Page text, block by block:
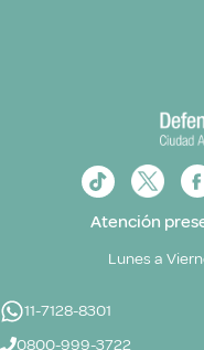
Atención
Lunes a
11-7128-8301
0800-999-3722